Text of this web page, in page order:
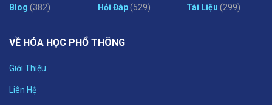
Blog (382) Hỏi Đáp(529) Tài Liệu (299)
VỀ HÓA HỌC PHỔ THÔNG
Giới Thiệu
Liên Hệ